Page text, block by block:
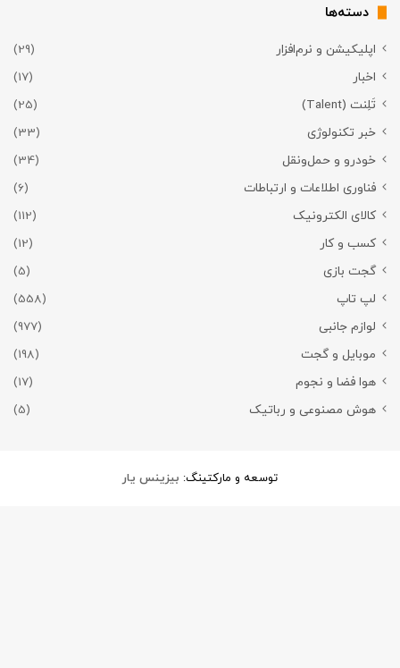
دسته‌ها
اپلیکیشن و نرم‌افزار
(29)
اخبار
(17)
تَلِنت (Talent)
(25)
خبر تکنولوژی
(33)
خودرو و حمل‌و‌نقل
(34)
فناوری اطلاعات و ارتباطات
(6)
کالای الکترونیک
(112)
کسب و کار
(12)
گجت بازی
(5)
لپ تاپ
(558)
لوازم جانبی
(977)
موبایل و گجت
(198)
هوا فضا و نجوم
(17)
هوش مصنوعی و رباتیک
(5)
توسعه و مارکتینگ: بیزینس یار